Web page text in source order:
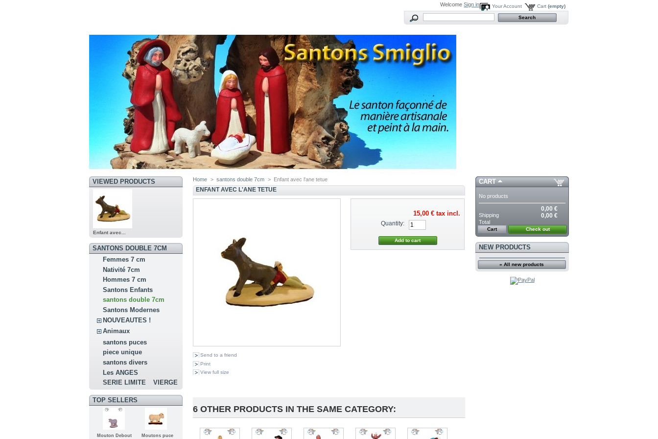
Cart(empty)
Your Account
WelcomeSign in
VIEWED PRODUCTS
Enfant avec...
SANTONS DOUBLE 7CM
Femmes 7 cm
Nativité 7cm
Hommes 7 cm
Santons Enfants
santons double 7cm
Santons Modernes
NOUVEAUTES !
Animaux
santons puces
piece unique
santons divers
Les ANGES
SERIE LIMITE
VIERGE
TOP SELLERS
Mouton Debout Moutons puce
Home > santons double 7cm > Enfant avec l'ane tetue
ENFANT AVEC L'ANE TETUE
Send to a friend
Print
View full size
15,00 €tax incl.
Quantity:
6 OTHER PRODUCTS IN THE SAME CATEGORY:
CART
No products
0,00 €
Shipping 0,00 €
Total
Cart Check out
NEW PRODUCTS
» All new products